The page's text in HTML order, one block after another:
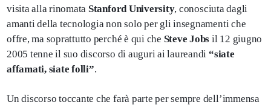
visita alla rinomata Stanford University, conosciuta dagli
amanti della tecnologia non solo per gli insegnamenti che
offre, ma soprattutto perché è qui che Steve Jobs il 12 giugno
2005 tenne il suo discorso di auguri ai laureandi “siate
affamati, siate folli”.
Un discorso toccante che farà parte per sempre dell’immensa